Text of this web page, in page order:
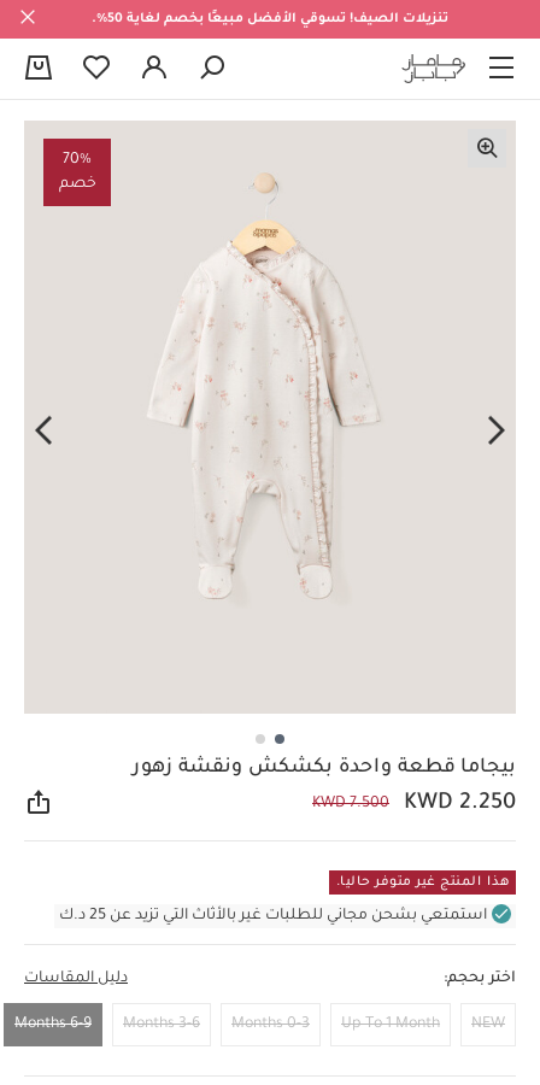
تنزيلات الصيف! تسوقي الأفضل مبيعًا بخصم لغاية 50%.
70%
خصم
بيجاما قطعة واحدة بكشكش ونقشة زهور
KWD 2.250
KWD 7.500
هذا المنتج غير متوفر حاليا.
استمتعي بشحن مجاني للطلبات غير بالأثاث التي تزيد عن 25 د.ك
اختر بحجم: دليل المقاسات
NEW
Up To 1 Month
0-3 Months
3-6 Months
6-9 Months